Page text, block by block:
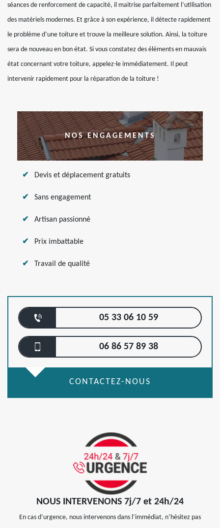
séances de renforcement de capacité, il maitrise parfaitement l’utilisation
des matériels modernes. Et grâce à son expérience, il détecte rapidement
le problème d’une toiture et trouve la meilleure solution. Ainsi, la toiture
sera de nouveau en bon état. Si vous constatez des éléments en mauvais
état concernant votre toiture, appelez-le immédiatement. Il peut
intervenir rapidement pour la réparation de la toiture !
NOS ENGAGEMENTS
Devis et déplacement gratuits
Sans engagement
Artisan passionné
Prix imbattable
Travail de qualité
05 33 06 10 59
06 86 57 89 38
CONTACTEZ-NOUS
NOUS INTERVENONS 7j/7 et 24h/24
En cas d’urgence, nous intervenons dans l’immédiat, n’hésitez pas